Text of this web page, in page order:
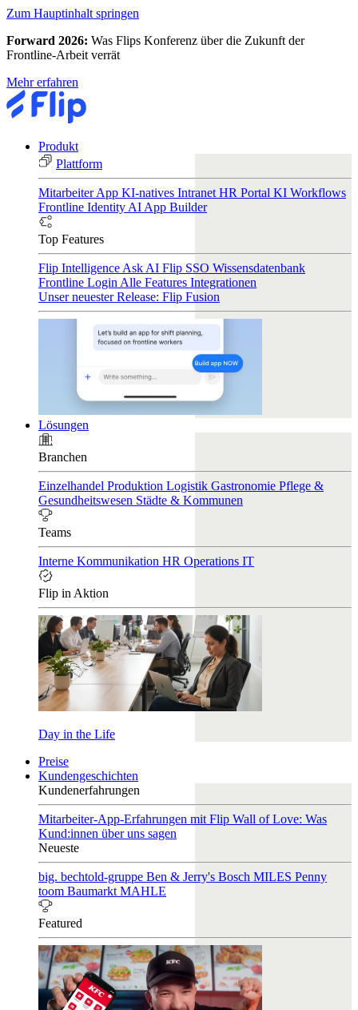
Zum Hauptinhalt springen
Forward 2026: Was Flips Konferenz über die Zukunft der
Frontline-Arbeit verrät
Mehr erfahren
Produkt
Plattform
Mitarbeiter App KI-natives Intranet HR Portal KI Workflows
Frontline Identity AI App Builder
Top Features
Flip Intelligence Ask AI Flip SSO Wissensdatenbank
Frontline Login Alle Features Integrationen
Unser neuester Release: Flip Fusion
Lösungen
Branchen
Einzelhandel Produktion Logistik Gastronomie Pflege &
Gesundheitswesen Städte & Kommunen
Teams
Interne Kommunikation HR Operations IT
Flip in Aktion
Day in the Life
Preise
Kundengeschichten
Kundenerfahrungen
Mitarbeiter-App-Erfahrungen mit Flip Wall of Love: Was
Kund:innen über uns sagen
Neueste
big. bechtold-gruppe Ben & Jerry's Bosch MILES Penny
toom Baumarkt MAHLE
Featured